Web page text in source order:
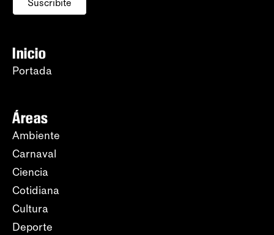
Suscribite
Inicio
Portada
Áreas
Ambiente
Carnaval
Ciencia
Cotidiana
Cultura
Deporte